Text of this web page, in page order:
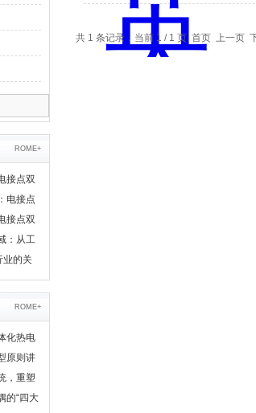
ROME+
接点双
择
电接点
接点双
革新应
：从工
度测量
业的关
ROME+
化热电
原则讲
，重塑
的“四大
共 1 条记录，当前 1 / 1 页 首页 上一页